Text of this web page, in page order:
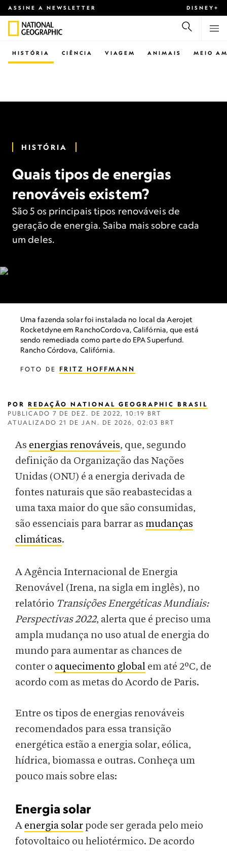
ASSINE A NEWSLETTER DISNEY+
CIÊNCIA VIAGEM ANIMAIS
HISTÓRIA MEIO
HISTÓRIA
Quais tipos de energias
renováveis existem?
São 5 os principais tipos renováveis de
geração de energia. Saiba mais sobre cada
um deles.
Uma fazenda solar foi instalada no local da Aerojet
Rocketdyne em RanchoCordova, Califórnia, que está
sendo remediada como parte do EPA Superfund.
Rancho Córdova, Califórnia.
FOTO DE FRITZ HOFFMANN
POR REDAÇÃO NATIONAL GEOGRAPHIC BRASIL
PUBLICADO 7 DE DEZ. DE 2022, 10:19 BRT
ATUALIZADO 21 DE JAN. DE 2026, 02:03 BRT
As energias renováveis, que, segundo
definição da Organização das Nações
Unidas (ONU) é a energia derivada de
fontes naturais que são reabastecidas a
uma taxa maior do que são consumidas,
são essenciais para barrar as mudanças
climáticas.
A Agência Internacional de Energia
Renovável (Irena, na sigla em inglês), no
relatório Transições Energéticas Mundiais:
Perspectivas 2022, alerta que é preciso uma
ampla mudança no uso atual de energia do
mundo para aumentar as chances de
conter o aquecimento global em até 2ºC, de
acordo com as metas do Acordo de Paris.
Entre os tipos de energias renováveis
recomendados para essa transição
energética estão a energia solar, eólica,
hídrica, biomassa e outras. Conheça um
pouco mais sobre elas:
Energia solar
A energia solar pode ser gerada pelo meio
fotovoltaico ou heliotérmico. De acordo